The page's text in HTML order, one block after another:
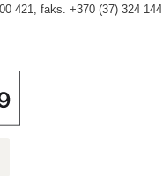
421, faks. +370 (37) 324 144